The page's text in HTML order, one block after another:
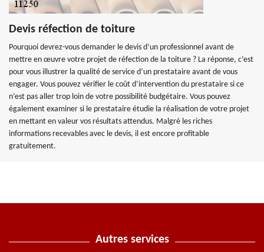
Devis réfection de toiture
Pourquoi devrez-vous demander le devis d’un professionnel avant de
mettre en œuvre votre projet de réfection de la toiture ? La réponse, c’est
pour vous illustrer la qualité de service d’un prestataire avant de vous
engager. Vous pouvez vérifier le coût d’intervention du prestataire si ce
n’est pas aller trop loin de votre possibilité budgétaire. Vous pouvez
également examiner si le prestataire étudie la réalisation de votre projet
en mettant en valeur vos résultats attendus. Malgré les riches
informations recevables avec le devis, il est encore profitable
gratuitement.
Autres services